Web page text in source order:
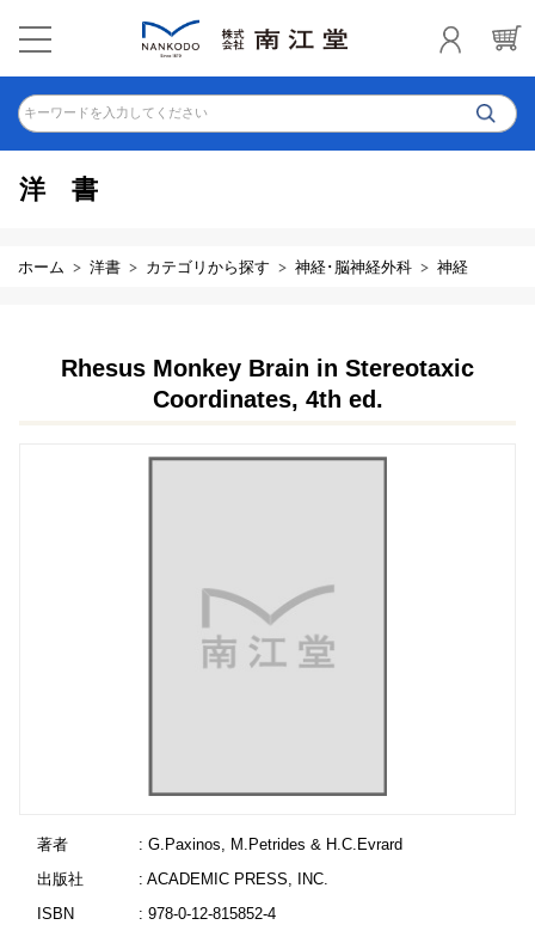
キーワードを入力してください
洋書
ホーム 洋書 カテゴリから探す 神経･脳神経外科 神経
Rhesus Monkey Brain in Stereotaxic
Coordinates, 4th ed.
著者
: G.Paxinos, M.Petrides & H.C.Evrard
出版社
: ACADEMIC PRESS, INC.
ISBN
: 978-0-12-815852-4